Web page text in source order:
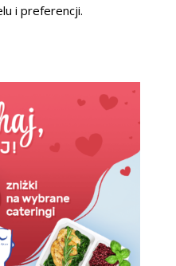
i preferencji.